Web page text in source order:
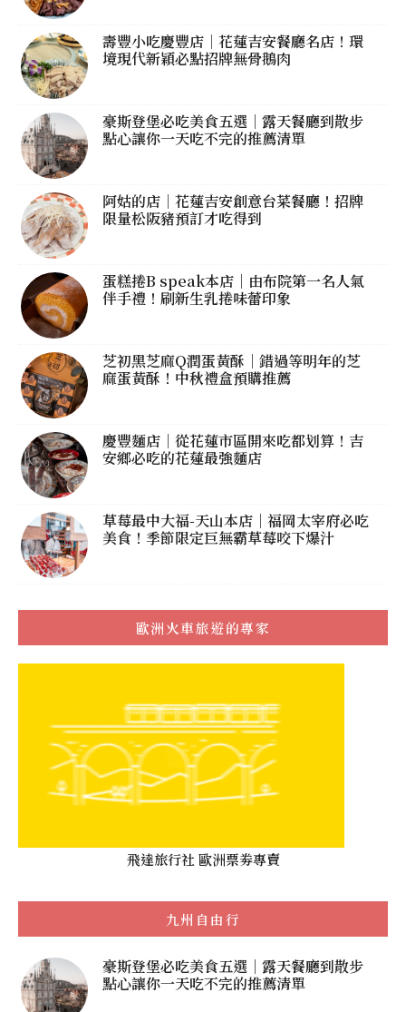
壽豐小吃慶豐店｜花蓮吉安餐廳名店！環
境現代新穎必點招牌無骨鵝肉
豪斯登堡必吃美食五選｜露天餐廳到散步
點心讓你一天吃不完的推薦清單
阿姑的店｜花蓮吉安創意台菜餐廳！招牌
限量松阪豬預訂才吃得到
蛋糕捲B speak本店｜由布院第一名人氣
伴手禮！刷新生乳捲味蕾印象
芝初黑芝麻Q潤蛋黃酥｜錯過等明年的芝
麻蛋黃酥！中秋禮盒預購推薦
慶豐麵店｜從花蓮市區開來吃都划算！吉
安鄉必吃的花蓮最強麵店
草莓最中大福-天山本店｜福岡太宰府必吃
美食！季節限定巨無霸草莓咬下爆汁
歐洲火車旅遊的專家
飛達旅行社 歐洲票劵專賣
九州自由行
豪斯登堡必吃美食五選｜露天餐廳到散步
點心讓你一天吃不完的推薦清單